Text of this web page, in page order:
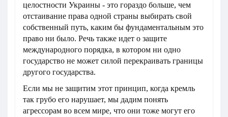
целостности Украины - это гораздо больше, чем
отстаивание права одной страны выбирать свой
собственный путь, каким бы фундаментальным это
право ни было. Речь также идет о защите
международного порядка, в котором ни одно
государство не может силой перекраивать границы
другого государства.
Если мы не защитим этот принцип, когда кремль
так грубо его нарушает, мы дадим понять
агрессорам во всем мире, что они тоже могут его